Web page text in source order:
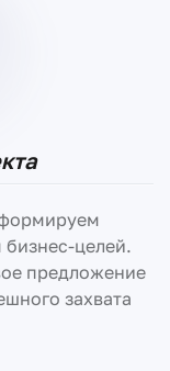
бизнес-целей.
предложение
захвата